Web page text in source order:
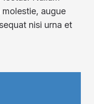
augue
nisi urna et